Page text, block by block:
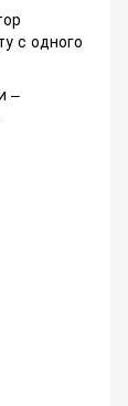
с одного
–